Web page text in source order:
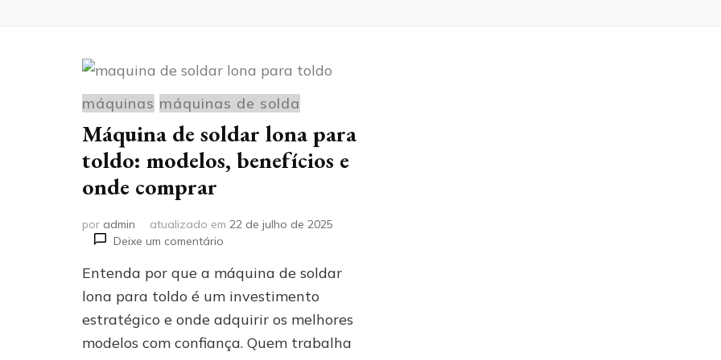
máquinas máquinas de solda
Máquina de soldar lona para
toldo: modelos, benefícios e
onde comprar
por admin atualizado em 22 de julho de 2025
Deixe um comentário
de
soldar
para
toldo:
Entenda por que a máquina de soldar
lona para toldo é um investimento
estratégico e onde adquirir os melhores
modelos com confiança. Quem trabalha